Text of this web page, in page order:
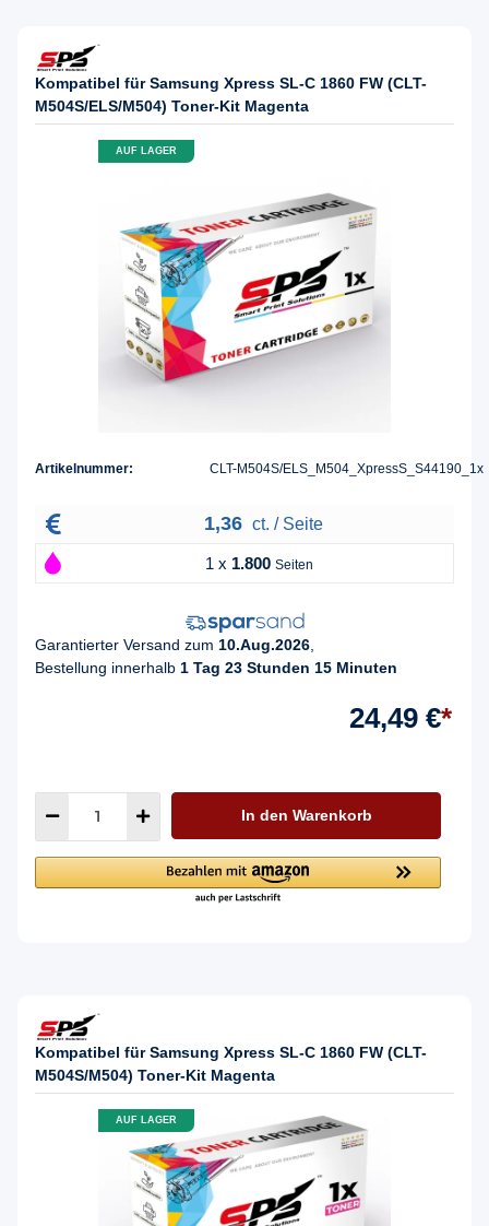
Kompatibel für Samsung Xpress SL-C 1860 FW (CLT-
M504S/ELS/M504) Toner-Kit Magenta
AUF LAGER
Artikelnummer: CLT-M504S/ELS_M504_XpressS_S44190_1x
1,36 ct. / Seite
1 x 1.800 Seiten
Garantierter Versand zum 10.Aug.2026
Bestellung innerhalb 1 Tag 23 Stunden 15 Minuten
24,49 €*
In den Warenkorb
Kompatibel für Samsung Xpress SL-C 1860 FW (CLT-
M504S/M504) Toner-Kit Magenta
AUF LAGER